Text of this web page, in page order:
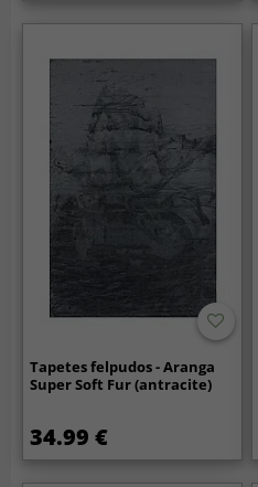
Tapetes felpudos - Aranga
Super Soft Fur (antracite)
34.99 €